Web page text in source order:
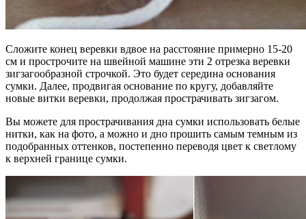
Сложите конец веревки вдвое на расстояние примерно 15-20
см и прострочите на швейной машине эти 2 отрезка веревки
зигзагообразной строчкой. Это будет середина основания
сумки. Далее, продвигая основание по кругу, добавляйте
новые витки веревки, продолжая прострачивать зигзагом.
Вы можете для прострачивания дна сумки использовать белые
нитки, как на фото, а можно и дно прошить самым темным из
подобранных оттенков, постепенно переводя цвет к светлому
к верхней границе сумки.